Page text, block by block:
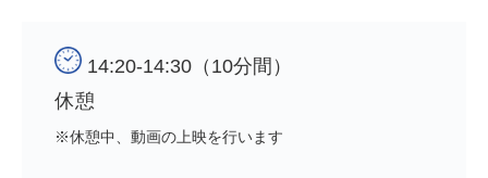
14:20-14:30（10分間）
休憩
※休憩中、動画の上映を行います